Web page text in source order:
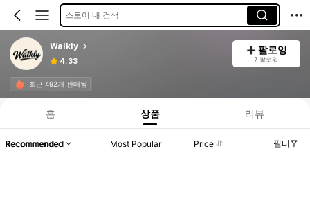
스토어 내 검색
Walkly
4.33
팔로잉
7 팔로워
최근 492개 판매됨
홈 상품 리뷰
Recommended Most Popular Price 필터